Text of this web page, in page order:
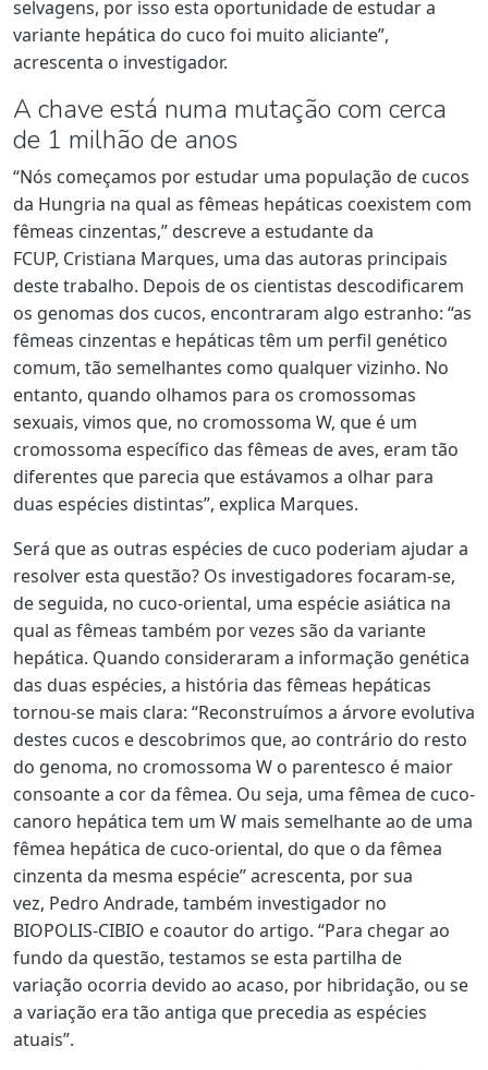
selvagens, por isso esta oportunidade de estudar a
variante hepática do cuco foi muito aliciante”,
acrescenta o investigador.
A chave está numa mutação com cerca
de 1 milhão de anos
“Nós começamos por estudar uma população de cucos
da Hungria na qual as fêmeas hepáticas coexistem com
fêmeas cinzentas,” descreve a estudante da
FCUP, Cristiana Marques, uma das autoras principais
deste trabalho. Depois de os cientistas descodificarem
os genomas dos cucos, encontraram algo estranho: “as
fêmeas cinzentas e hepáticas têm um perfil genético
comum, tão semelhantes como qualquer vizinho. No
entanto, quando olhamos para os cromossomas
sexuais, vimos que, no cromossoma W, que é um
cromossoma específico das fêmeas de aves, eram tão
diferentes que parecia que estávamos a olhar para
duas espécies distintas”, explica Marques.
Será que as outras espécies de cuco poderiam ajudar a
resolver esta questão? Os investigadores focaram-se,
de seguida, no cuco-oriental, uma espécie asiática na
qual as fêmeas também por vezes são da variante
hepática. Quando consideraram a informação genética
das duas espécies, a história das fêmeas hepáticas
tornou-se mais clara: “Reconstruímos a árvore evolutiva
destes cucos e descobrimos que, ao contrário do resto
do genoma, no cromossoma W o parentesco é maior
consoante a cor da fêmea. Ou seja, uma fêmea de cuco-
canoro hepática tem um W mais semelhante ao de uma
fêmea hepática de cuco-oriental, do que o da fêmea
cinzenta da mesma espécie” acrescenta, por sua
vez, Pedro Andrade, também investigador no
BIOPOLIS-CIBIO e coautor do artigo. “Para chegar ao
fundo da questão, testamos se esta partilha de
variação ocorria devido ao acaso, por hibridação, ou se
a variação era tão antiga que precedia as espécies
atuais”.